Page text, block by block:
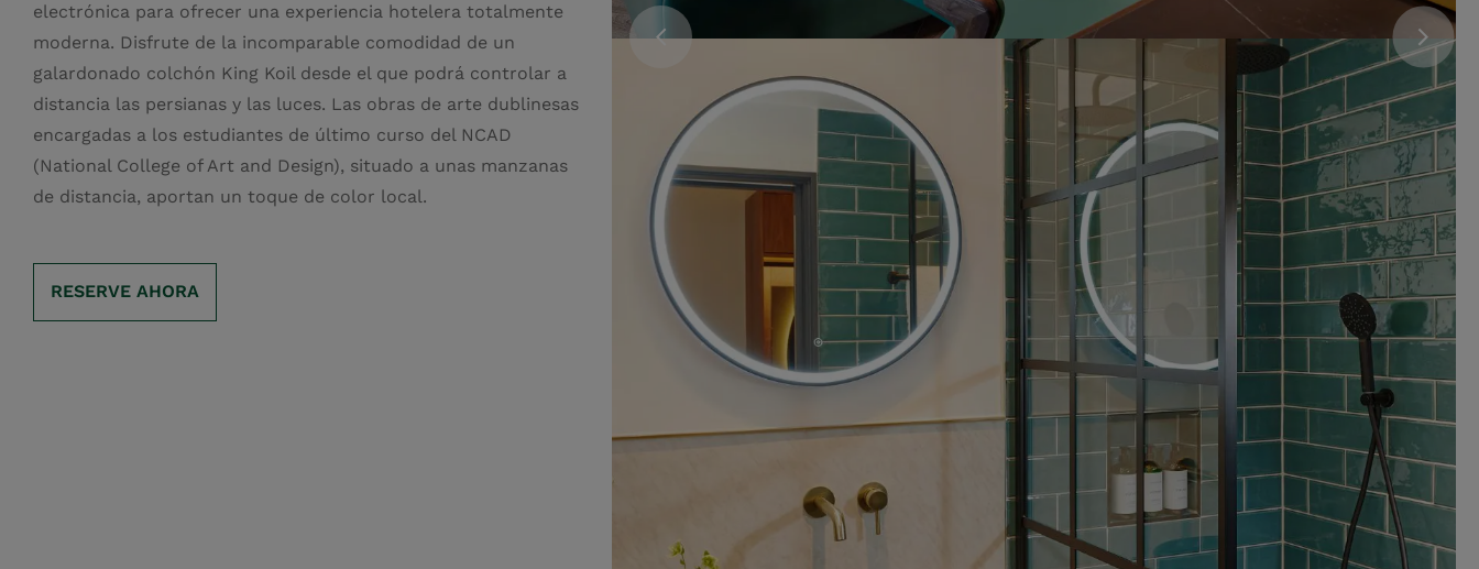
electrónica para ofrecer una experiencia hotelera totalmente
moderna. Disfrute de la incomparable comodidad de un
galardonado colchón King Koil desde el que podrá controlar a
distancia las persianas y las luces. Las obras de arte dublinesas
encargadas a los estudiantes de último curso del NCAD
(National College of Art and Design), situado a unas manzanas
de distancia, aportan un toque de color local.
RESERVE AHORA